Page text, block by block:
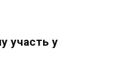
участь у